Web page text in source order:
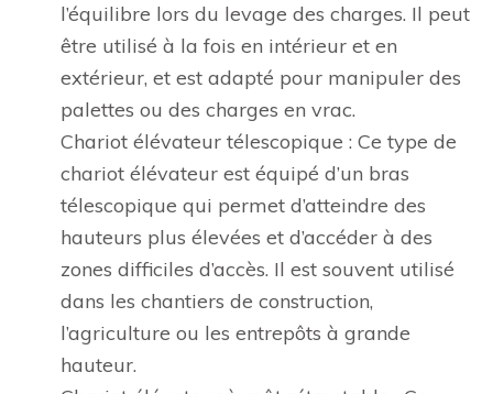
l’équilibre lors du levage des charges. Il peut
être utilisé à la fois en intérieur et en
extérieur, et est adapté pour manipuler des
palettes ou des charges en vrac.
Chariot élévateur télescopique : Ce type de
chariot élévateur est équipé d’un bras
télescopique qui permet d’atteindre des
hauteurs plus élevées et d’accéder à des
zones difficiles d’accès. Il est souvent utilisé
dans les chantiers de construction,
l’agriculture ou les entrepôts à grande
hauteur.